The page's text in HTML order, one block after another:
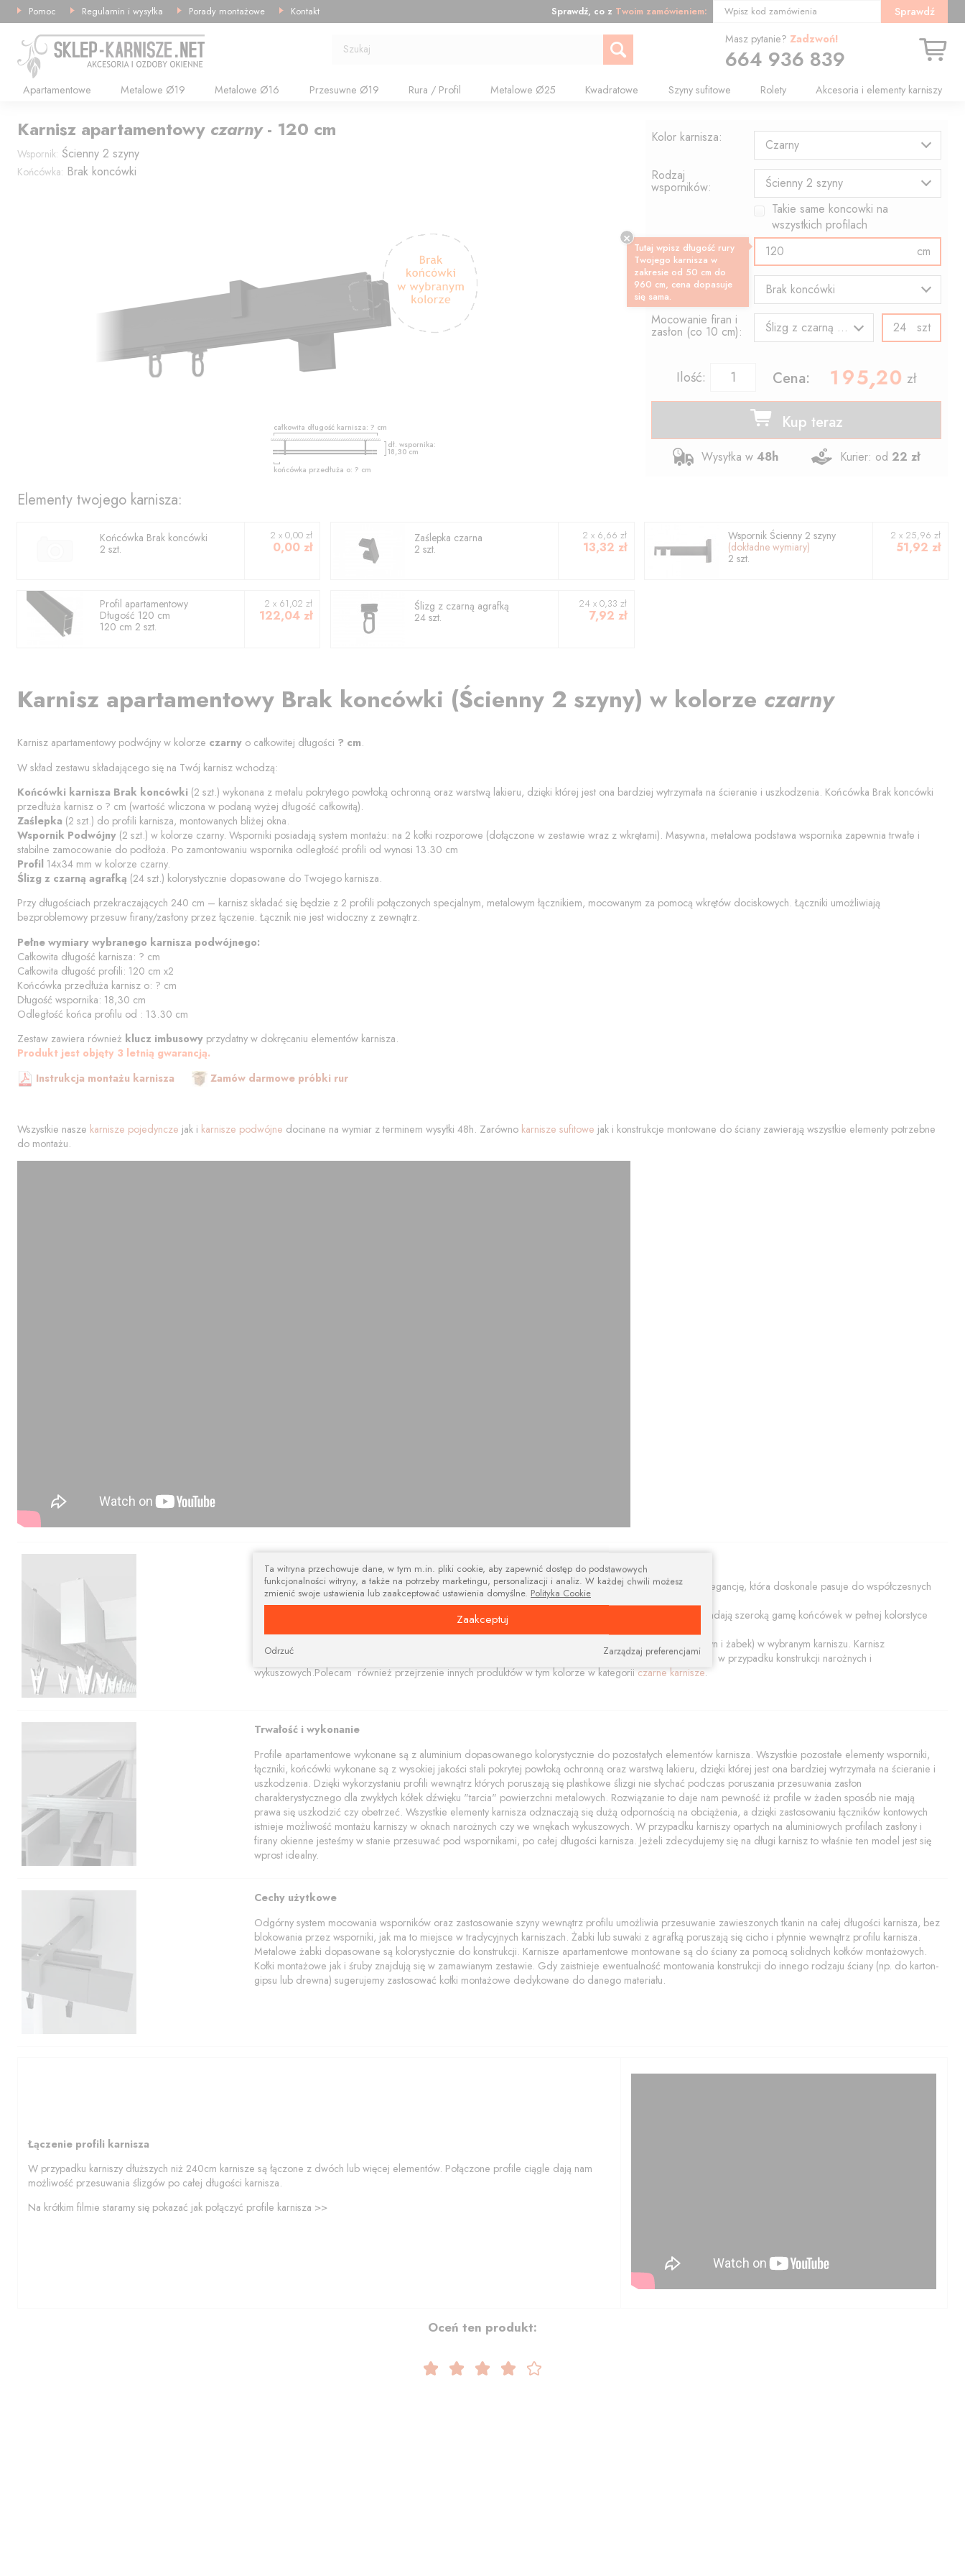
Sprawdź, co z Twoim zamówieniem: Wpisz kod zamówienia Sprawdź
Szukaj
Apartamentowe Metalowe Ø19 Metalowe Ø16 Przesuwne Ø19 Rura / Profil Metalowe Ø25 Kwadratowe Szyny sufitowe Rolety Akcesoria i elementy karniszy
Pomoc Regulamin i wysyłka Porady montażowe Kontakt
Masz pytanie?Zadzwoń!
664 936 839
Karnisz apartamentowy czarny- 120 cm
Wspornik: Ścienny 2 szyny
Końcówka: Brak koncówki
całkowita długość karnisza: ? cm
dł. wspornika:
18,30 cm
końcówka przedłuża o: ? cm
Kolor karnisza:
Czarny
Rodzaj
wsporników:
Ścienny 2 szyny
Takie same koncowki na
wszystkich profilach
Długość profilu:
cm
Wzór końcówki:
Brak koncówki
Mocowanie firan i
zasłon (co 10 cm): Ślizg z czarną agrafką szt
Ilość: Cena: , zł
Kup teraz
Wysyłka w 48h Kurier: od 22 zł
Tutaj wpisz długość rury
Twojego karnisza w
zakresie od 50 cm do
960 cm, cena dopasuje
się sama.
Elementy twojego karnisza:
Końcówka Brak koncówki
2 szt.
2 x0,00 zł
0,00 zł
Zaślepka czarna
2 szt.
2 x 6,66 zł
13,32 zł
Wspornik Ścienny 2 szyny
(dokładne wymiary)
2 szt.
2 x 25,96 zł
51,92 zł
Profil apartamentowy
Długość 120 cm
120 cm2 szt.
2 x 61,02 zł
122,04 zł
Ślizg z czarną agrafką
24 szt.
24 x 0,33 zł
7,92 zł
Karnisz apartamentowy Brak koncówki (Ścienny 2 szyny) w kolorze czarny
Karnisz apartamentowy podwójny w kolorze czarny o całkowitej długości ? cm.
W skład zestawu składającego się na Twój karnisz wchodzą:
Końcówki karnisza Brak koncówki (2 szt.) wykonana z metalu pokrytego powłoką ochronną oraz warstwą lakieru, dzięki której jest ona bardziej wytrzymała na ścieranie i uszkodzenia. Końcówka Brak koncówki
przedłuża karnisz o ? cm (wartość wliczona w podaną wyżej długość całkowitą).
Zaślepka (2 szt.) do profili karnisza, montowanych bliżej okna.
Wspornik Podwójny (2 szt.) w kolorze czarny. Wsporniki posiadają system montażu: na 2 kołki rozporowe (dołączone w zestawie wraz z wkrętami). Masywna, metalowa podstawa wspornika zapewnia trwałe i
stabilne zamocowanie do podłoża. Po zamontowaniu wspornika odległość profili od wynosi 13.30 cm
Profil 14x34 mm w kolorze czarny.
Ślizg z czarną agrafką (24 szt.) kolorystycznie dopasowane do Twojego karnisza.
Przy długościach przekraczających 240 cm – karnisz składać się będzie z 2 profili połączonych specjalnym, metalowym łącznikiem, mocowanym za pomocą wkrętów dociskowych. Łączniki umożliwiają
bezproblemowy przesuw firany/zasłony przez łączenie. Łącznik nie jest widoczny z zewnątrz.
Pełne wymiary wybranego karnisza podwójnego:
Całkowita długość karnisza: ? cm
Całkowita długość profili: 120 cm x2
Końcówka przedłuża karnisz o: ? cm
Długość wspornika: 18,30 cm
Odległość końca profilu od : 13.30 cm
Zestaw zawiera również klucz imbusowy przydatny w dokręcaniu elementów karnisza.
Produkt jest objęty 3 letnią gwarancją.
Instrukcja montażu karnisza
Zamów darmowe próbki rur
Wszystkie nasze karnisze pojedyncze jak i karnisze podwójne docinane na wymiar z terminem wysyłki 48h. Zarówno karnisze sufitowe jak i konstrukcje montowane do ściany zawierają wszystkie elementy potrzebne
do montażu.
Nowoczesny design
Prostokątna szyna i nowoczesne wsporniki i tworzą niebanalną kompozycję estetyczną łączącą prostotę i elegancję, która doskonale pasuje do współczesnych
aranżacji.
Karnisze apartamentowe polecamy w trzech kolorach: aluminium szczotkowane, czerny i biały połysk. Posiadają szeroką gamę końcówek w pełnej kolorstyce
profili w tym zakończenia z elementami kryształów Swarovskiego.
Nasz sklep pozwala na dobieranie i zamawianie różnych kolorów elementów (wsporników, końcówiek, szyn i żabek) w wybranym karniszu. Karnisz
apartamentowy dzięki łącznikom narożnym pozwalającym połączyć szyny pod dowolnym kątem nadaje się w przypadku konstrukcji narożnych i
wykuszowych.Polecam również przejrzenie innych produktów w tym kolorze w kategoriiczarne karnisze.
Trwałość i wykonanie
Profile apartamentowe wykonane są z aluminium dopasowanego kolorystycznie do pozostałych elementów karnisza. Wszystkie pozostałe elementy wsporniki,
łączniki, końcówki wykonane są z wysokiej jakości stali pokrytej powłoką ochronną oraz warstwą lakieru, dzięki której jest ona bardziej wytrzymała na ścieranie i
uszkodzenia. Dzięki wykorzystaniu profili wewnątrz których poruszają się plastikowe ślizgi nie słychać podczas poruszania przesuwania zasłon
charakterystycznego dla zwykłych kółek dźwięku "tarcia" powierzchni metalowych. Rozwiązanie to daje nam pewność iż profile w żaden sposób nie mają
prawa się uszkodzić czy obetrzeć. Wszystkie elementy karnisza odznaczają się dużą odpornością na obciążenia, a dzięki zastosowaniu łączników kontowych
istnieje możliwość montażu karniszy w oknach narożnych czy we wnękach wykuszowych. W przypadku karniszy opartych na aluminiowych profilach zasłony i
firany okienne jesteśmy w stanie przesuwać pod wspornikami, po całej długości karnisza. Jeżeli zdecydujemy się na długi karnisz to właśnie ten model jest się
wprost idealny.
Cechy użytkowe
Odgórny system mocowania wsporników oraz zastosowanie szyny wewnątrz profilu umożliwia przesuwanie zawieszonych tkanin na całej długości karnisza, bez
blokowania przez wsporniki, jak ma to miejsce w tradycyjnych karniszach. Żabki lub suwaki z agrafką poruszają się cicho i płynnie wewnątrz profilu karnisza.
Metalowe żabki dopasowane są kolorystycznie do konstrukcji. Karnisze apartamentowe montowane są do ściany za pomocą solidnych kołków montażowych.
Kołki montażowe jak i śruby znajdują się w zamawianym zestawie. Gdy zaistnieje ewentualność montowania konstrukcji do innego rodzaju ściany (np. do karton-
gipsu lub drewna) sugerujemy zastosować kołki montażowe dedykowane do danego materiału.
Łączenie profili karnisza
W przypadku karniszy dłuższych niż 240cm karnisze są łączone z dwóch lub więcej elementów. Połączone profile ciągle dają nam
możliwość przesuwania ślizgów po całej długości karnisza.
Na krótkim filmie staramy się pokazać jak połączyć profile karnisza >>
Oceń ten produkt:
Ta witryna przechowuje dane, w tym m.in. pliki cookie, aby zapewnić dostęp do podstawowych
funkcjonalności witryny, a także na potrzeby marketingu, personalizacji i analiz. W każdej chwili możesz
zmienić swoje ustawienia lub zaakceptować ustawienia domyślne. Polityka Cookie
Zaakceptuj
Zarządzaj preferencjami
Odrzuć